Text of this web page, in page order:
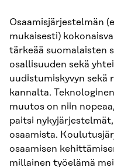
Osaamisjärjestelmän
mukaisesti)
tärkeää suomalaisten
osallisuuden sekä
uudistumiskyvyn sekä
kannalta.
muutos on niin
paitsi
osaamista.
osaamisen
millainen työelämä